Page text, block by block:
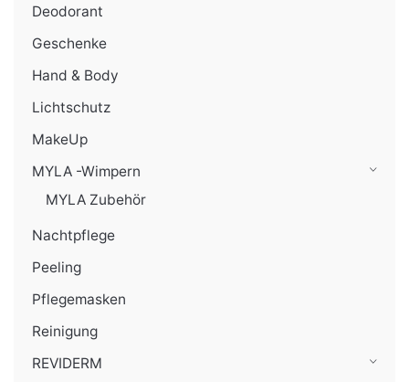
Deodorant
Geschenke
Hand & Body
Lichtschutz
MakeUp
MYLA -Wimpern
MYLA Zubehör
Nachtpflege
Peeling
Pflegemasken
Reinigung
REVIDERM